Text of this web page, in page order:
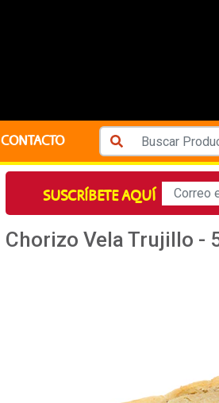
CONTACTO
SUSCRÍBETE AQUÍ
Chorizo Vela Trujillo -